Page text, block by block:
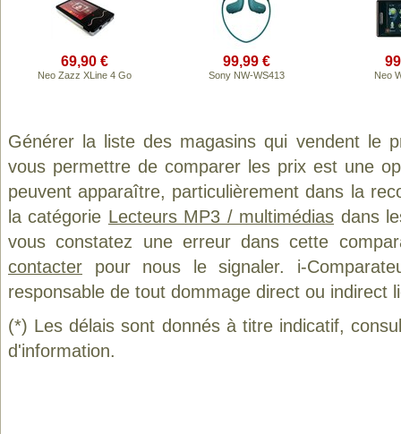
69,90 €
Neo Zazz XLine 4 Go
99,99 €
Sony NW-WS413 Neo
Générer la liste des magasins qui vendent le
vous permettre de comparer les prix est une
peuvent apparaître, particulièrement dans la
la catégorie Lecteurs MP3 / multimédias dans
vous constatez une erreur dans cette
contacter pour nous le signaler. i-
responsable de tout dommage direct ou indirect
(*) Les délais sont donnés à titre indicatif,
d'information.